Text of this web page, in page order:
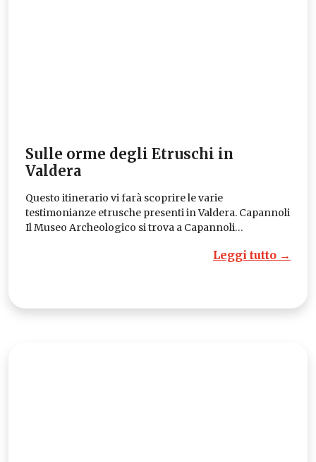
Sulle orme degli Etruschi in
Valdera
Questo itinerario vi farà scoprire le varie
testimonianze etrusche presenti in Valdera. Capannoli
Il Museo Archeologico si trova a Capannoli…
Leggi tutto →